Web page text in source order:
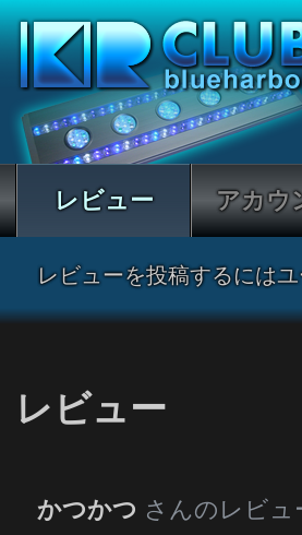
レビュー
かつかつ さんのレビュ
レビュー アカウ
レビューを投稿するには